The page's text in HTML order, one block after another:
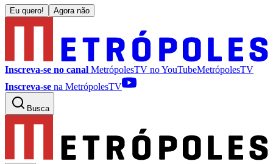
Eu quero! Agora não
Inscreva-se no canal MetrópolesTV noYouTubeMetrópolesTV
Inscreva-se na MetrópolesTV
Busca